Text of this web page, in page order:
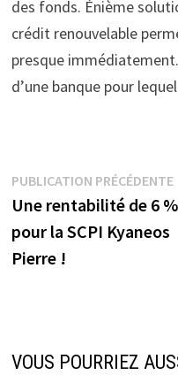
des fonds. Énième
crédit renouvelable
presque
d’une banque pour
Navigation
de
l’article
PUBLICATION PRÉCÉDENTE
Une rentabilité de 6 %
pour la SCPI Kyaneos
Pierre !
VOUS POURRIEZ